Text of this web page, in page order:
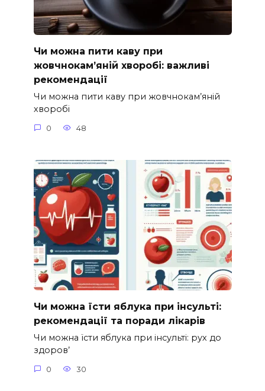
Чи можна пити каву при
жовчнокам’яній хворобі: важливі
рекомендації
Чи можна пити каву при жовчнокам’яній
хворобі
0 48
Чи можна їсти яблука при інсульті:
рекомендації та поради лікарів
Чи можна їсти яблука при інсульті: рух до
здоров’
0 30